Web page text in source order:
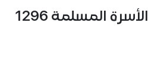
الأسرة المسلمة 1296